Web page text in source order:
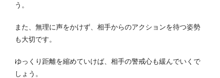
う。
また、無理に声をかけず、相手からのアクションを待つ姿勢
も大切です。
ゆっくり距離を縮めていけば、相手の警戒心も緩んでいくで
しょう。